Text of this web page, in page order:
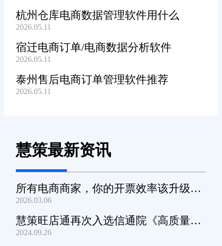
杭州仓库电商数据管理软件用什么
2026.05.11
宿迁电商订单/电商数据分析软件
2026.05.11
泰州售后电商订单管理软件推荐
2026.05.11
慧策最新资讯
所有电商商家，你的开票效率该升级
了！
2026.03.06
慧策旺店通再次入选信通院《高质量数
字化转型产品及服务全景图》
2024.09.26